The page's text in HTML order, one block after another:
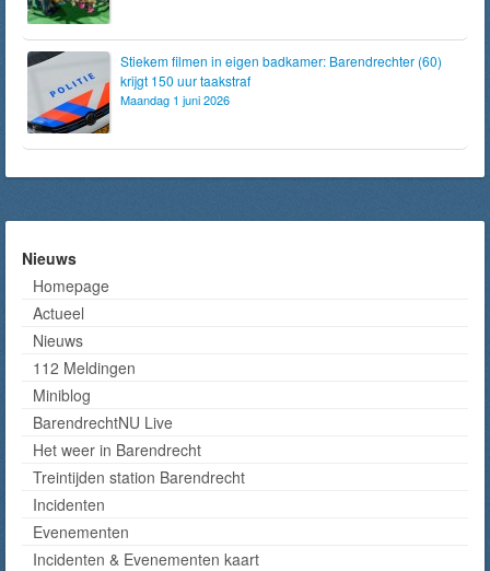
Stiekem filmen in eigen badkamer: Barendrechter (60)
krijgt 150 uur taakstraf
Maandag 1 juni 2026
Nieuws
Homepage
Actueel
Nieuws
112 Meldingen
Miniblog
BarendrechtNU Live
Het weer in Barendrecht
Treintijden station Barendrecht
Incidenten
Evenementen
Incidenten & Evenementen kaart